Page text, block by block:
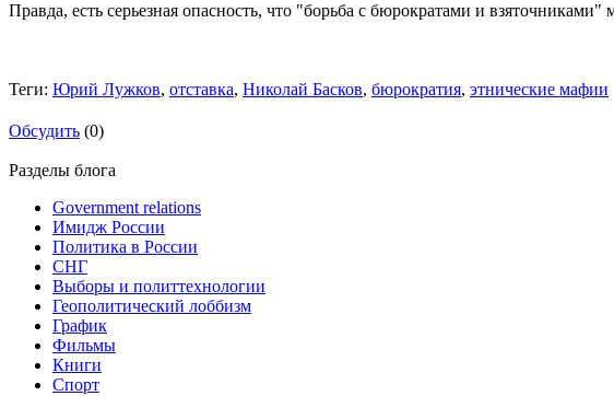
Правда, есть серьезная опасность, что "борьба с бюрократами и
Теги: Юрий Лужков, отставка, Николай Басков, бюрократия, этнические мафии
Обсудить (0)
Разделы блога
Government relations
Имидж России
Политика в России
СНГ
Выборы и политтехнологии
Геополитический лоббизм
График
Фильмы
Книги
Спорт